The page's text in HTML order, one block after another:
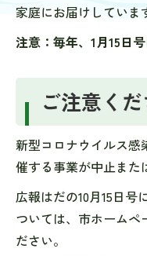
家庭にお届けしていま
注意：毎年、1月15日号
ご注意く
新型コロナウイルス感
催する事業が中止また
広報はだの10月15日号
ついては、市ホームペ
ださい。